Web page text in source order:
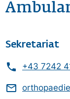
Sekretariat
phone +43 7242
mail_outline